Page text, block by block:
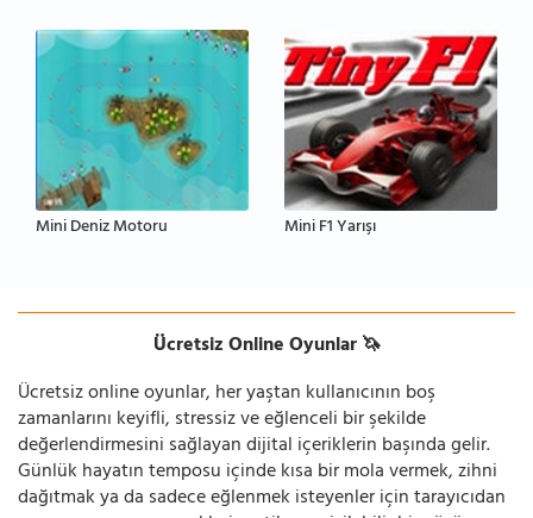
Mini Deniz Motoru Mini F1 Yarışı
Ücretsiz Online Oyunlar 🦄
Ücretsiz online oyunlar, her yaştan kullanıcının boş
zamanlarını keyifli, stressiz ve eğlenceli bir şekilde
değerlendirmesini sağlayan dijital içeriklerin başında gelir.
Günlük hayatın temposu içinde kısa bir mola vermek, zihni
dağıtmak ya da sadece eğlenmek isteyenler için tarayıcıdan